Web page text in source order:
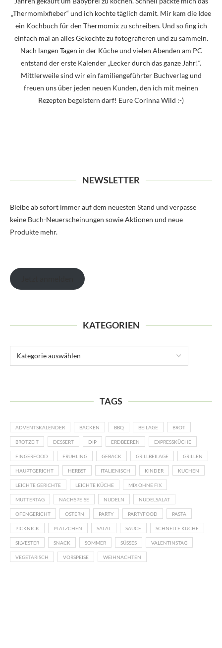
„Thermomixfieber“ und ich kochte täglich damit. Mir kam die Idee
ein Kochbuch für den Thermomix zu schreiben. Und so fing ich
einfach mal an alles Gekochte zu fotografieren und zu sammeln.
Nach langen Tagen in der Küche und vielen Abenden am PC
entstand der erste Kalender „Lecker durch das ganze Jahr!“.
Mittlerweile sind wir ein familiengeführter Buchverlag und
freuen uns über jeden neuen Kunden, den ich mit meinen
Rezepten begeistern darf! Eure Corinna Wild :-)
NEWSLETTER
Bleibe ab sofort immer auf dem neuesten Stand und verpasse
keine Buch-Neuerscheinungen sowie Aktionen und neue
Produkte mehr.
KATEGORIEN
TAGS
ADVENTSKALENDER BACKEN BBQ BEILAGE BROT
BROTZEIT DESSERT DIP ERDBEEREN EXPRESSKÜCHE
FINGERFOOD FRÜHLING GEBÄCK GRILLBEILAGE GRILLEN
HAUPTGERICHT HERBST ITALIENISCH KINDER KUCHEN
LEICHTE GERICHTE LEICHTE KÜCHE MIX OHNE FIX
MUTTERTAG NACHSPEISE NUDELN NUDELSALAT
OFENGERICHT OSTERN PARTY PARTYFOOD PASTA
PICKNICK PLÄTZCHEN SALAT SAUCE SCHNELLE KÜCHE
SILVESTER SNACK SOMMER SÜSSES VALENTINSTAG
VEGETARISCH VORSPEISE WEIHNACHTEN